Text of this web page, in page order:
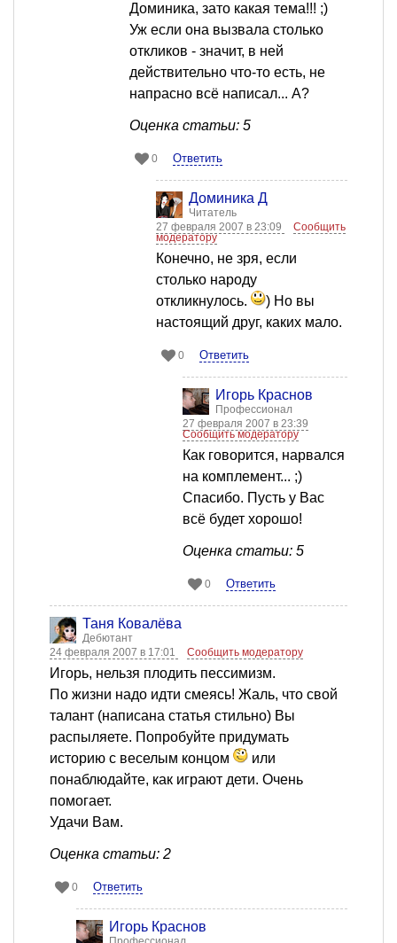
Доминика, зато какая тема!!! ;)
Уж если она вызвала столько
откликов - значит, в ней
действительно что-то есть, не
напрасно всё написал... А?
Оценка статьи: 5
0 Ответить
Доминика Д
Читатель
27 февраля 2007 в 23:09
Сообщить
модератору
Конечно, не зря, если
столько народу
откликнулось.
) Но вы
настоящий друг, каких мало.
0 Ответить
Игорь Краснов
Профессионал
27 февраля 2007 в 23:39
Сообщить модератору
Как говорится, нарвался
на комплемент... ;)
Спасибо. Пусть у Вас
всё будет хорошо!
Оценка статьи: 5
0 Ответить
Таня Ковалёва
Дебютант
24 февраля 2007 в 17:01
Сообщить модератору
Игорь, нельзя плодить пессимизм.
По жизни надо идти смеясь! Жаль, что свой
талант (написана статья стильно) Вы
распыляете. Попробуйте придумать
историю с веселым концом
или
понаблюдайте, как играют дети. Очень
помогает.
Удачи Вам.
Оценка статьи: 2
0 Ответить
Игорь Краснов